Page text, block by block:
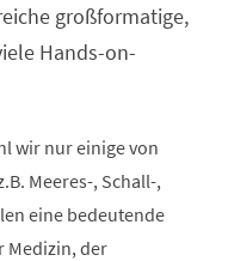
großformatige,
Hands-on-
wir nur einige von
Meeres-, Schall-,
eine bedeutende
Medizin, der